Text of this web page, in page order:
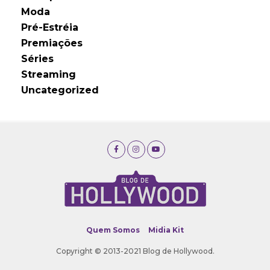
Moda
Pré-Estréia
Premiações
Séries
Streaming
Uncategorized
Quem Somos Midia Kit
Copyright © 2013-2021 Blog de Hollywood.